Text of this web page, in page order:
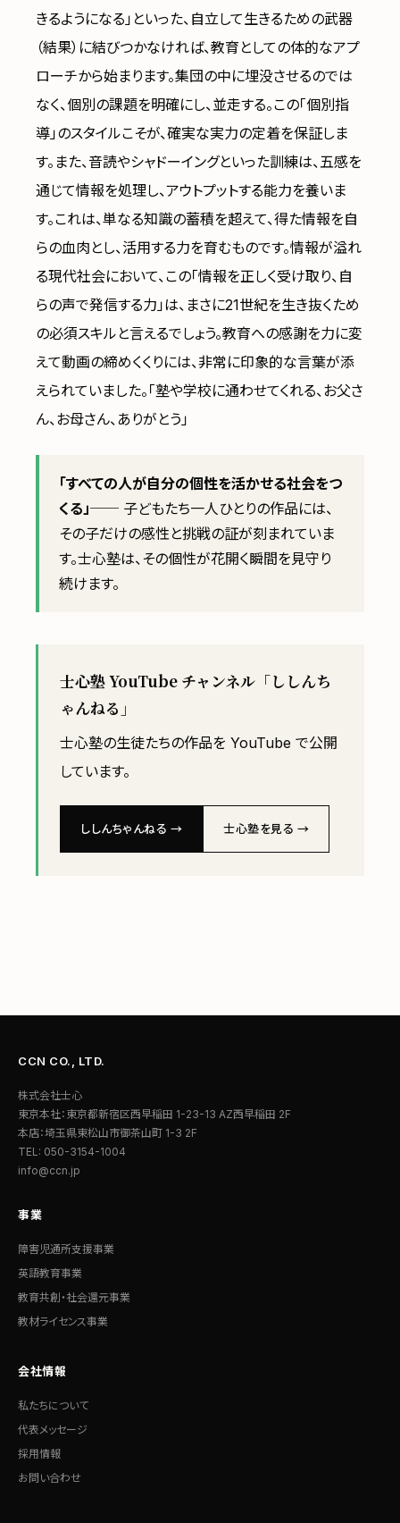
きるようになる」といった、自立して生きるための武器
（結果）に結びつかなければ、教育としての体的なアプ
ローチから始まります。集団の中に埋没させるのでは
なく、個別の課題を明確にし、並走する。この「個別指
導」のスタイルこそが、確実な実力の定着を保証しま
す。また、音読やシャドーイングといった訓練は、五感を
通じて情報を処理し、アウトプットする能力を養いま
す。これは、単なる知識の蓄積を超えて、得た情報を自
らの血肉とし、活用する力を育むものです。情報が溢れ
る現代社会において、この「情報を正しく受け取り、自
らの声で発信する力」は、まさに21世紀を生き抜くため
の必須スキルと言えるでしょう。教育への感謝を力に変
えて動画の締めくくりには、非常に印象的な言葉が添
えられていました。「塾や学校に通わせてくれる、お父さ
ん、お母さん、ありがとう」
「すべての人が自分の個性を活かせる社会をつ
くる」── 子どもたち一人ひとりの作品には、
その子だけの感性と挑戦の証が刻まれていま
す。士心塾は、その個性が花開く瞬間を見守り
続けます。
士心塾 YouTube チャンネル「ししんち
ゃんねる」
士心塾の生徒たちの作品を YouTube で公開
しています。
ししんちゃんねる → 士心塾を見る →
CCN CO., LTD.
株式会社士心
東京本社：東京都新宿区西早稲田 1-23-13 AZ西早稲田 2F
本店：埼玉県東松山市御茶山町 1-3 2F
TEL: 050-3154-1004
info@ccn.jp
事業
障害児通所支援事業
英語教育事業
教育共創・社会還元事業
教材ライセンス事業
会社情報
私たちについて
代表メッセージ
採用情報
お問い合わせ